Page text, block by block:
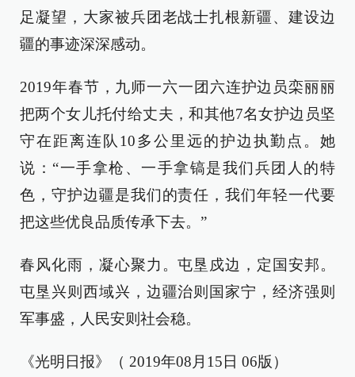
足凝望，大家被兵团老战士扎根新疆、建设边
疆的事迹深深感动。
2019年春节，九师一六一团六连护边员栾丽丽
把两个女儿托付给丈夫，和其他7名女护边员坚
守在距离连队10多公里远的护边执勤点。她
说：“一手拿枪、一手拿镐是我们兵团人的特
色，守护边疆是我们的责任，我们年轻一代要
把这些优良品质传承下去。”
春风化雨，凝心聚力。屯垦戍边，定国安邦。
屯垦兴则西域兴，边疆治则国家宁，经济强则
军事盛，人民安则社会稳。
《光明日报》（ 2019年08月15日 06版）